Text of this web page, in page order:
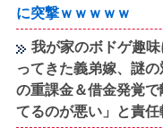
に突撃ｗｗｗｗｗ
我が家のボドゲ趣
ってきた義弟嫁、謎
の重課金＆借金発覚
てるのが悪い」と責